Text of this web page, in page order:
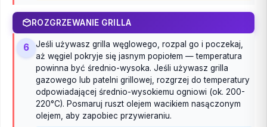
ROZGRZEWANIE GRILLA
6
Jeśli używasz grilla węglowego, rozpal go i poczekaj,
aż węgiel pokryje się jasnym popiołem — temperatura
powinna być średnio-wysoka. Jeśli używasz grilla
gazowego lub patelni grillowej, rozgrzej do temperatury
odpowiadającej średnio-wysokiemu ogniowi (ok. 200-
220°C). Posmaruj ruszt olejem wacikiem nasączonym
olejem, aby zapobiec przywieraniu.